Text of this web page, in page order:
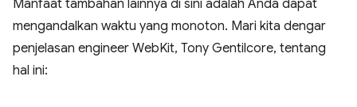
Manfaat tambahan lainnya di sini adalah Anda dapat
mengandalkan waktu yang monoton. Mari kita dengar
penjelasan engineer WebKit, Tony Gentilcore, tentang
hal ini: